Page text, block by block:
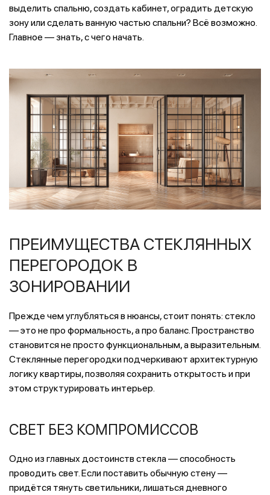
выделить спальню, создать кабинет, оградить детскую
зону или сделать ванную частью спальни? Всё возможно.
Главное — знать, с чего начать.
ПРЕИМУЩЕСТВА СТЕКЛЯННЫХ
ПЕРЕГОРОДОК В
ЗОНИРОВАНИИ
Прежде чем углубляться в нюансы, стоит понять: стекло
— это не про формальность, а про баланс. Пространство
становится не просто функциональным, а выразительным.
Стеклянные перегородки подчеркивают архитектурную
логику квартиры, позволяя сохранить открытость и при
этом структурировать интерьер.
СВЕТ БЕЗ КОМПРОМИССОВ
Одно из главных достоинств стекла — способность
проводить свет. Если поставить обычную стену —
придётся тянуть светильники, лишаться дневного